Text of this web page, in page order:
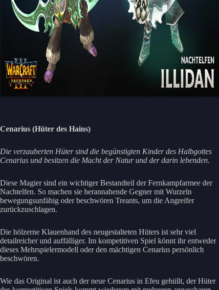
Cenarius (Hüter des Hains)
Die verzauberten Hüter sind die begünstigten Kinder des Halbgottes
Cenarius und besitzen die Macht der Natur und der darin lebenden.
Diese Magier sind ein wichtiger Bestandteil der Fernkampfarmee der
Nachtelfen. So machen sie herannahende Gegner mit Wurzeln
bewegungsunfähig oder beschwören Treants, um die Angreifer
zurückzuschlagen.
Die hölzerne Klauenhand des neugestalteten Hüters ist sehr viel
detailreicher und auffälliger. Im kompetitiven Spiel könnt ihr entweder
dieses Mehrspielermodell oder den mächtigen Cenarius persönlich
beschwören.
Wie das Original ist auch der neue Cenarius in Efeu gehüllt, der Hüter